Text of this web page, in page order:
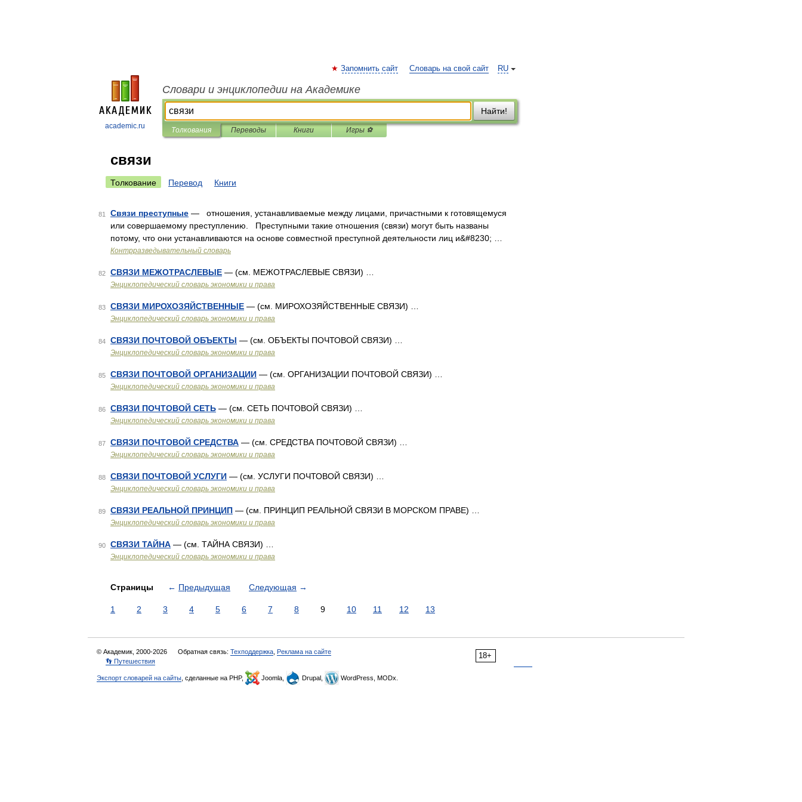
academic.ru
RU
Запомнить сайт Словарь на свой сайт
Словари и энциклопедии на Академике
Найти!
Толкования Переводы Книги Игры ⚽
связи
Толкование Перевод Книги
81 Связи преступные — отношения, устанавливаемые между лицами, причастными к готовящемуся
или совершаемому преступлению. Преступными такие отношения (связи) могут быть названы
потому, что они устанавливаются на основе совместной преступной деятельности лиц и&#8230; …
Контрразведывательный словарь
82 СВЯЗИ МЕЖОТРАСЛЕВЫЕ — (см. МЕЖОТРАСЛЕВЫЕ СВЯЗИ) …
Энциклопедический словарь экономики и права
83 СВЯЗИ МИРОХОЗЯЙСТВЕННЫЕ — (см. МИРОХОЗЯЙСТВЕННЫЕ СВЯЗИ) …
Энциклопедический словарь экономики и права
84 СВЯЗИ ПОЧТОВОЙ ОБЪЕКТЫ — (см. ОБЪЕКТЫ ПОЧТОВОЙ СВЯЗИ) …
Энциклопедический словарь экономики и права
85 СВЯЗИ ПОЧТОВОЙ ОРГАНИЗАЦИИ — (см. ОРГАНИЗАЦИИ ПОЧТОВОЙ СВЯЗИ) …
Энциклопедический словарь экономики и права
86 СВЯЗИ ПОЧТОВОЙ СЕТЬ — (см. СЕТЬ ПОЧТОВОЙ СВЯЗИ) …
Энциклопедический словарь экономики и права
87 СВЯЗИ ПОЧТОВОЙ СРЕДСТВА — (см. СРЕДСТВА ПОЧТОВОЙ СВЯЗИ) …
Энциклопедический словарь экономики и права
88 СВЯЗИ ПОЧТОВОЙ УСЛУГИ — (см. УСЛУГИ ПОЧТОВОЙ СВЯЗИ) …
Энциклопедический словарь экономики и права
89 СВЯЗИ РЕАЛЬНОЙ ПРИНЦИП — (см. ПРИНЦИП РЕАЛЬНОЙ СВЯЗИ В МОРСКОМ ПРАВЕ) …
Энциклопедический словарь экономики и права
90 СВЯЗИ ТАЙНА — (см. ТАЙНА СВЯЗИ) …
Энциклопедический словарь экономики и права
Страницы ← Предыдущая Следующая →
1 2 3 4 5 6 7 8 9 10 11 12 13
18+
© Академик, 2000-2026 Обратная связь: Техподдержка Реклама на сайте
👣 Путешествия
Экспорт словарей на сайты , сделанные на PHP, Joomla, Drupal, WordPress, MODx.